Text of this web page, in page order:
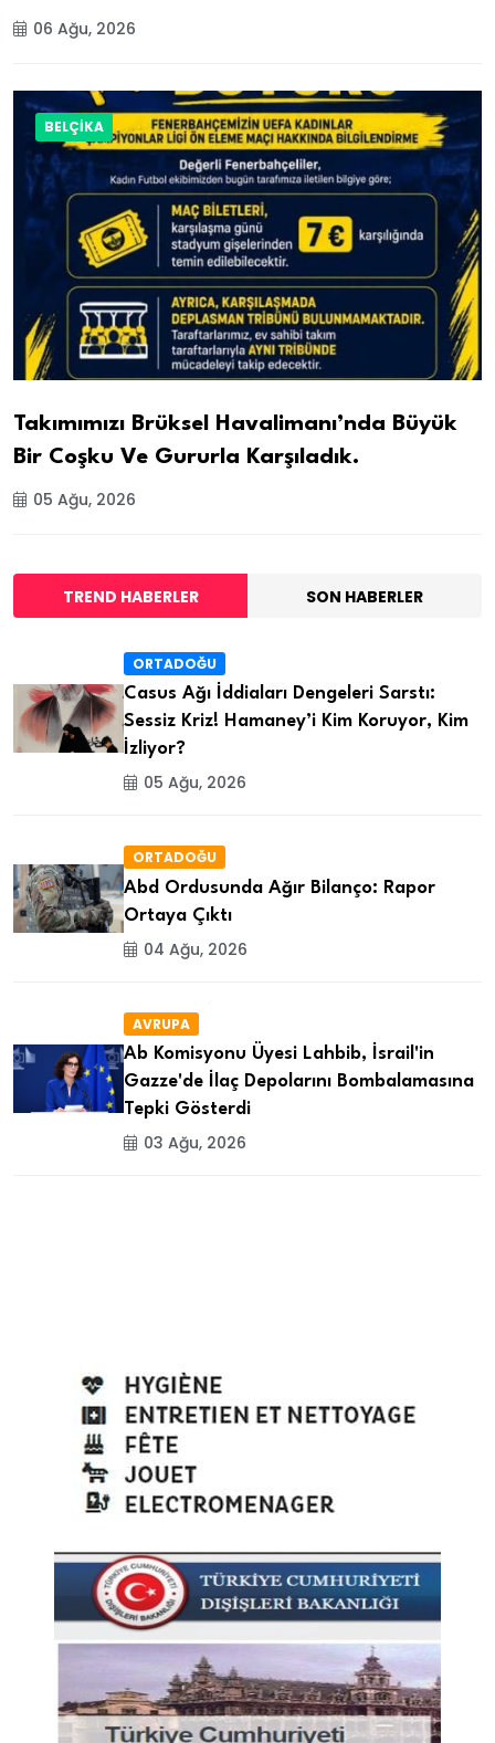
06 Ağu, 2026
BELÇİKA
Takımımızı Brüksel Havalimanı’nda Büyük
Bir Coşku Ve Gururla Karşıladık.
05 Ağu, 2026
TREND HABERLER SON HABERLER
ORTADOĞU
Casus Ağı İddiaları Dengeleri Sarstı:
Sessiz Kriz! Hamaney’i Kim Koruyor, Kim
İzliyor?
05 Ağu, 2026
ORTADOĞU
Abd Ordusunda Ağır Bilanço: Rapor
Ortaya Çıktı
04 Ağu, 2026
AVRUPA
Ab Komisyonu Üyesi Lahbib, İsrail'in
Gazze'de İlaç Depolarını Bombalamasına
Tepki Gösterdi
03 Ağu, 2026